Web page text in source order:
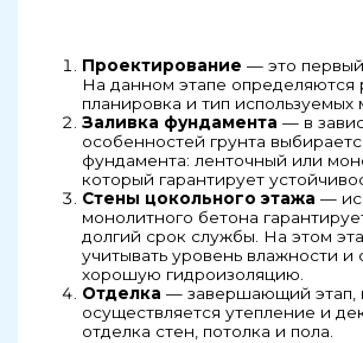
Проектирование — это
На данном этапе определяются
планировка и тип используемых
Заливка фундамента — в
особенностей грунта
фундамента: ленточный или
который гарантирует
Стены цокольного этажа —
монолитного бетона
долгий срок службы. На этом
учитывать уровень влажности и
хорошую гидроизоляцию.
Отделка — завершающий этап,
осуществляется утепление и
отделка стен, потолка и пола.